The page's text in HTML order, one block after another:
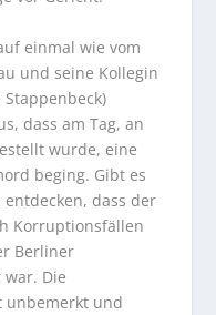
einmal wie vom
und seine Kollegin
dass am Tag, an
wurde, eine
beging. Gibt es
entdecken, dass der
Korruptionsfällen
Berliner
Die
unbemerkt und